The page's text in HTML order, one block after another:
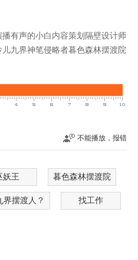
有声的小白内容策划隔壁设计师
九界神笔侵略者暮色森林摆渡院
不能播放，报错
妖王 暮色森林摆渡院
界摆渡人？ 找工作